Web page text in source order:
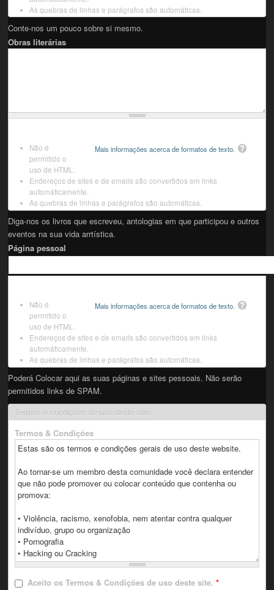
As quebras de linhas e parágrafos são automáticas.
Conte-nos um pouco sobre si mesmo.
Obras literárias
Mais informações acerca de formatos de texto.
Não é
permitido o
uso de HTML.
Endereços de sites e de emails são convertidos em links
automáticamente.
As quebras de linhas e parágrafos são automáticas.
Diga-nos os livros que escreveu, antologias em que participou e outros
eventos na sua vida arrtística.
Página pessoal
Mais informações acerca de formatos de texto.
Não é
permitido o
uso de HTML.
Endereços de sites e de emails são convertidos em links
automáticamente.
As quebras de linhas e parágrafos são automáticas.
Poderá Colocar aqui as suas páginas e sites pessoais. Não serão
permitidos links de SPAM.
Termos e condições de uso deste site
Termos & Condições
Aceito os Termos & Condições de uso deste site.*